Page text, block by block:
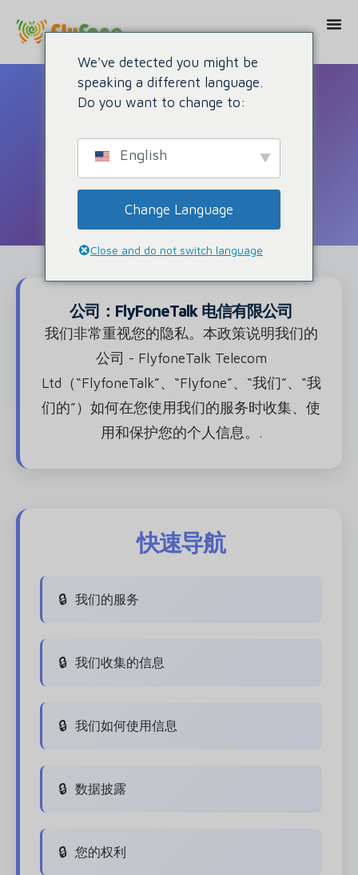
隐私政策
公司：FlyFoneTalk 电信有限公司
我们非常重视您的隐私。本政策说明我们的
公司 - FlyfoneTalk Telecom
Ltd（“FlyfoneTalk”、“Flyfone”、“我们”、“我
们的”）如何在您使用我们的服务时收集、使
用和保护您的个人信息。.
快速导航
我们的服务
我们收集的信息
我们如何使用信息
数据披露
您的权利
We've detected you might be
speaking a different language.
Do you want to change to:
English
Change Language
Close and do not switch language